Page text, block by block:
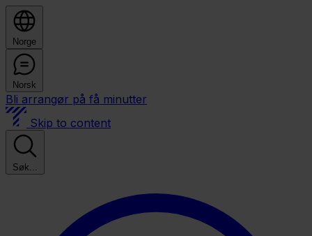
Norge
Norsk
Bli arrangør på få minutter
Skip to content
Søk...